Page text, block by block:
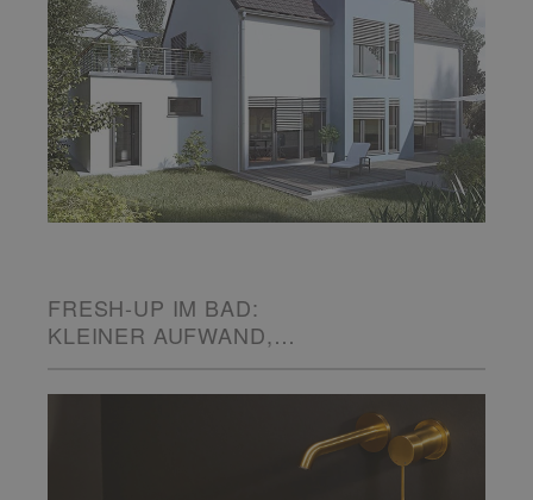
FRESH-UP IM BAD:
KLEINER AUFWAND,